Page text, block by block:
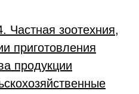
Частная зоотехния,
приготовления
продукции